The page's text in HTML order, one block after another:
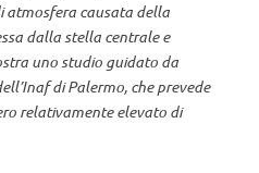
atmosfera causata della
dalla stella centrale e
uno studio guidato da
di Palermo, che prevede
relativamente elevato di